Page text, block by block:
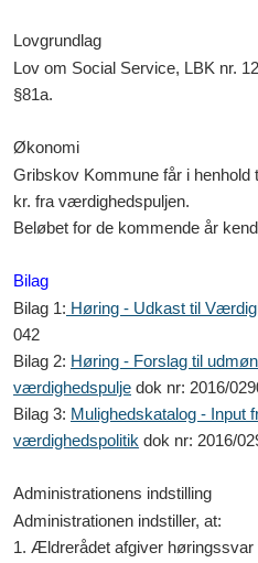
Lovgrundlag
Lov om Social Service, LBK nr.
§81a.
Økonomi
Gribskov Kommune får i henhold
kr. fra værdighedspuljen.
Beløbet for de kommende år
Bilag
Bilag 1: Høring - Udkast til
042
Bilag 2: Høring - Forslag til
værdighedspulje dok nr: 2016/
Bilag 3: Mulighedskatalog - Input
værdighedspolitik dok nr: 2016/
Administrationens indstilling
Administrationen indstiller, at:
1. Ældrerådet afgiver